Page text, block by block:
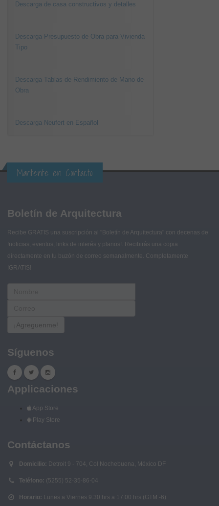
Descarga de casa constructivos y detalles
Descarga Presupuesto de Obra para Vivienda
Tipo
Descarga Tablas de Rendimiento de Mano de
Obra
Descarga Neufert en Español
Mantente en Contacto
Boletín de Arquitectura
Recibe GRATIS una suscripción al "Boletín de Arquitectura" con decenas de
!noticias, eventos, links de interés y planos!. Recibirás una copia
directamente en tu buzón de correo semanalmente. Completamente
!GRATIS!
¡Agreguenme!
Síguenos
Applicaciones
App Store
Play Store
Contáctanos
Domicilio: Detroit 9 - 704, Col Nochebuena, México DF
Teléfono: (5255) 52-35-86-04
Horario: Lunes a Viernes 9:30 hrs a 17:00 hrs (GTM -6)